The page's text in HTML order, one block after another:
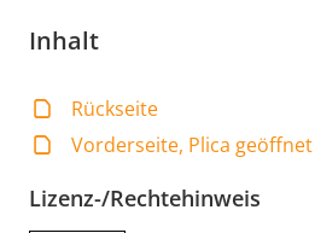
Inhalt
Rückseite
Vorderseite, Plica geöffnet
Lizenz-/Rechtehinweis